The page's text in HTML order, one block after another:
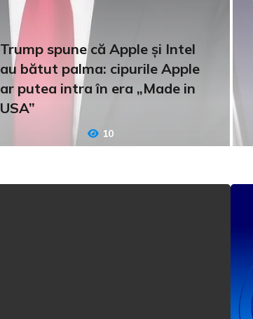
Trump spune că Apple și Intel
au bătut palma: cipurile Apple
ar putea intra în era „Made in
USA”
10